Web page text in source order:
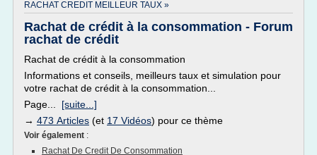
RACHAT CREDIT MEILLEUR TAUX »
Rachat de crédit à la consommation - Forum
rachat de crédit
Rachat de crédit à la consommation
Informations et conseils, meilleurs taux et simulation pour
votre rachat de crédit à la consommation...
Page... [suite...]
→ 473 Articles (et 17 Vidéos) pour ce thème
Voir également :
Rachat De Credit De Consommation